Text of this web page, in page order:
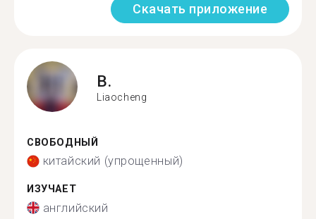
Скачать приложение
B.
Liaocheng
СВОБОДНЫЙ
китайский (упрощенный)
ИЗУЧАЕТ
английский